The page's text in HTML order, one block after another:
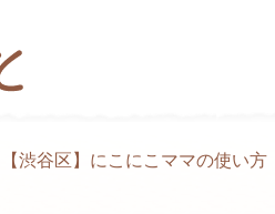
【渋谷区】にこにこママの使い方